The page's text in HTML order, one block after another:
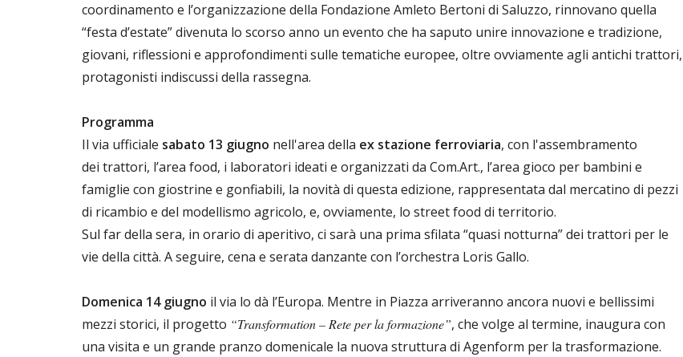
coordinamento e l’organizzazione della Fondazione Amleto Bertoni di Saluzzo, rinnovano quella
“festa d’estate” divenuta lo scorso anno un evento che ha saputo unire innovazione e tradizione,
giovani, riflessioni e approfondimenti sulle tematiche europee, oltre ovviamente agli antichi trattori,
protagonisti indiscussi della rassegna.
Programma
Il via ufficiale sabato 13 giugno nell'area della ex stazione ferroviaria, con l'assembramento
dei trattori, l’area food, i laboratori ideati e organizzati da Com.Art., l’area gioco per bambini e
famiglie con giostrine e gonfiabili, la novità di questa edizione, rappresentata dal mercatino di pezzi
di ricambio e del modellismo agricolo, e, ovviamente, lo street food di territorio.
Sul far della sera, in orario di aperitivo, ci sarà una prima sfilata “quasi notturna” dei trattori per le
vie della città. A seguire, cena e serata danzante con l’orchestra Loris Gallo.
Domenica 14 giugno il via lo dà l’Europa. Mentre in Piazza arriveranno ancora nuovi e bellissimi
mezzi storici, il progetto “Transformation – Rete per la formazione”, che volge al termine, inaugura con
una visita e un grande pranzo domenicale la nuova struttura di Agenform per la trasformazione.